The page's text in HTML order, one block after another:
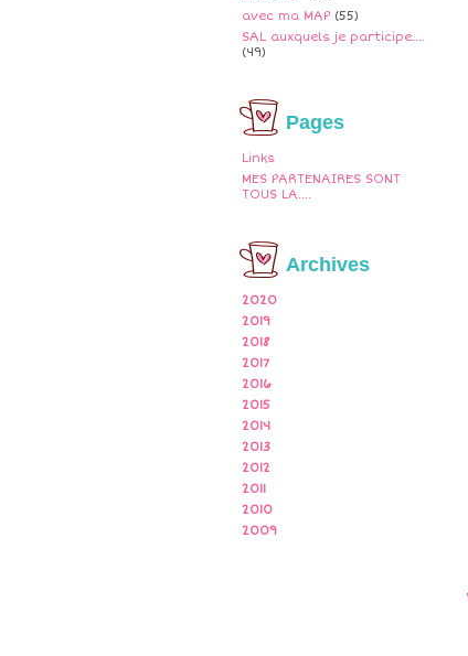
avec ma MAP (55)
SAL auxquels je participe....
(49)
Pages
Links
MES PARTENAIRES SONT
TOUS LA....
Archives
2020
2019
2018
2017
2016
2015
2014
2013
2012
2011
2010
2009